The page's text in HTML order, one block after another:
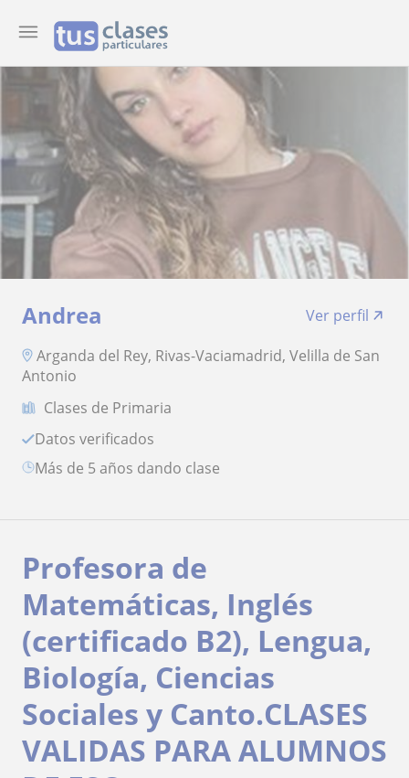
Andrea
Ver perfil
Arganda del Rey, Rivas-Vaciamadrid, Velilla de San
Antonio
Clases de Primaria
Datos verificados
más de 5 años dando clase
Profesora de
Matemáticas, Inglés
(certificado B2), Lengua,
Biología, Ciencias
Sociales y Canto.CLASES
VALIDAS PARA ALUMNOS